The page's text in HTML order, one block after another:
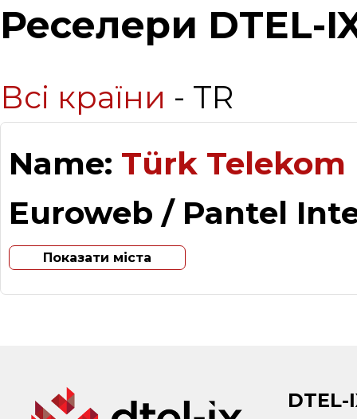
Реселери DTEL-
Всі країни - TR
Name: Türk
Euroweb / Pantel
Показати міста
DTEL-